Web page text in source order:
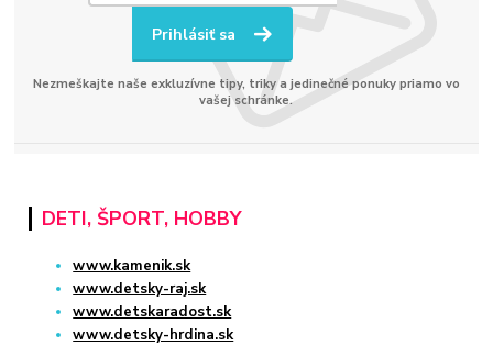
Prihlásiť sa
Nezmeškajte naše exkluzívne tipy, triky a jedinečné ponuky priamo vo
vašej schránke.
DETI, ŠPORT, HOBBY
www.kamenik.sk
www.detsky-raj.sk
www.detskaradost.sk
www.detsky-hrdina.sk